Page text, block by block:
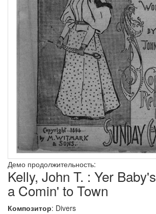
Демо продолжительность:
Kelly, John T. : Yer Baby's
a Comin' to Town
Композитор: Divers